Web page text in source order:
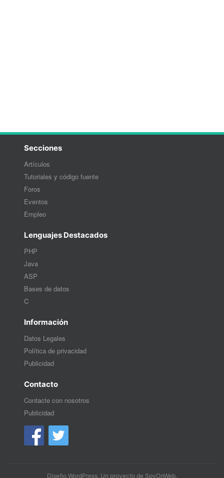
Secciones
Artículos
Tutoriales y código fuente
Foros
Eventos
Empleo
Lenguajes Destacados
PHP
Java
ASP
Bases de datos
C
Información
Datos Legales
Política de privacidad
Publicidad
Contacto
Contacte con nosotros
Publicidad
Diseño WordPress. Un proyecto de SpyOnWeb.